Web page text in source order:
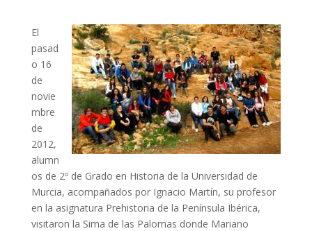
El
pasad
o 16
de
novie
mbre
de
2012,
alumn
os de 2º de Grado en Historia de la Universidad de
Murcia, acompañados por Ignacio Martín, su profesor
en la asignatura Prehistoria de la Península Ibérica,
visitaron la Sima de las Palomas donde Mariano